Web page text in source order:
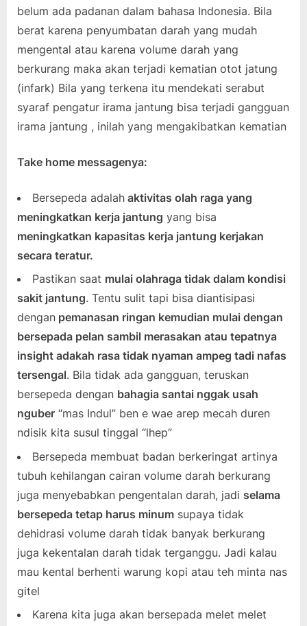
belum ada padanan dalam bahasa Indonesia. Bila
berat karena penyumbatan darah yang mudah
mengental atau karena volume darah yang
berkurang maka akan terjadi kematian otot jatung
(infark) Bila yang terkena itu mendekati serabut
syaraf pengatur irama jantung bisa terjadi gangguan
irama jantung , inilah yang mengakibatkan kematian
Take home messagenya:
Bersepeda adalah aktivitas olah raga yang
meningkatkan kerja jantung yang bisa
meningkatkan kapasitas kerja jantung kerjakan
secara teratur.
Pastikan saat mulai olahraga tidak dalam kondisi
sakit jantung. Tentu sulit tapi bisa diantisipasi
dengan pemanasan ringan kemudian mulai dengan
bersepada pelan sambil merasakan atau tepatnya
insight adakah rasa tidak nyaman ampeg tadi nafas
tersengal. Bila tidak ada gangguan, teruskan
bersepeda dengan bahagia santai nggak usah
nguber “mas Indul” ben e wae arep mecah duren
ndisik kita susul tinggal “lhep”
Bersepeda membuat badan berkeringat artinya
tubuh kehilangan cairan volume darah berkurang
juga menyebabkan pengentalan darah, jadi selama
bersepeda tetap harus minum supaya tidak
dehidrasi volume darah tidak banyak berkurang
juga kekentalan darah tidak terganggu. Jadi kalau
mau kental berhenti warung kopi atau teh minta nas
gitel
Karena kita juga akan bersepada melet melet